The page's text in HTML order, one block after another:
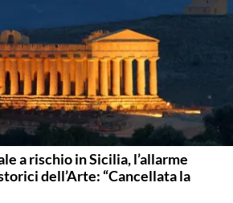
a rischio in Sicilia, l’allarme
dell’Arte: “Cancellata la